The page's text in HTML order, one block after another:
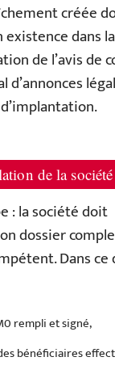
créée
dans
de l’avis de
d’annonces
de la société
: la société doit
dossier
Dans ce
rempli et signé,
bénéficiaires